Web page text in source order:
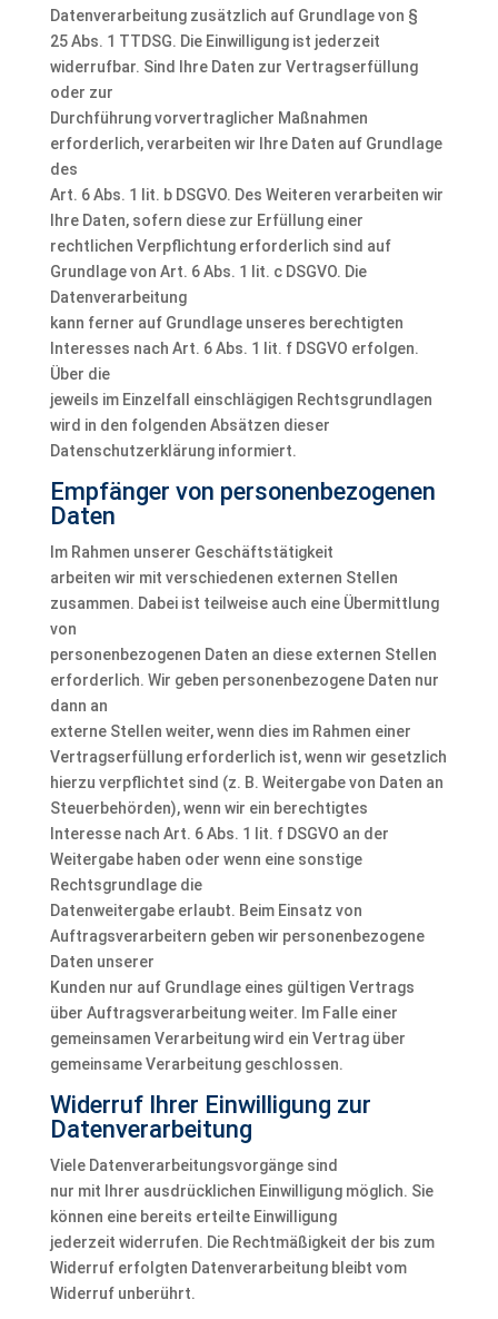
Datenverarbeitung zusätzlich auf Grundlage von §
25 Abs. 1 TTDSG. Die Einwilligung ist jederzeit
widerrufbar. Sind Ihre Daten zur Vertragserfüllung
oder zur
Durchführung vorvertraglicher Maßnahmen
erforderlich, verarbeiten wir Ihre Daten auf Grundlage
des
Art. 6 Abs. 1 lit. b DSGVO. Des Weiteren verarbeiten wir
Ihre Daten, sofern diese zur Erfüllung einer
rechtlichen Verpflichtung erforderlich sind auf
Grundlage von Art. 6 Abs. 1 lit. c DSGVO. Die
Datenverarbeitung
kann ferner auf Grundlage unseres berechtigten
Interesses nach Art. 6 Abs. 1 lit. f DSGVO erfolgen.
Über die
jeweils im Einzelfall einschlägigen Rechtsgrundlagen
wird in den folgenden Absätzen dieser
Datenschutzerklärung informiert.
Empfänger von personenbezogenen
Daten
Im Rahmen unserer Geschäftstätigkeit
arbeiten wir mit verschiedenen externen Stellen
zusammen. Dabei ist teilweise auch eine Übermittlung
von
personenbezogenen Daten an diese externen Stellen
erforderlich. Wir geben personenbezogene Daten nur
dann an
externe Stellen weiter, wenn dies im Rahmen einer
Vertragserfüllung erforderlich ist, wenn wir gesetzlich
hierzu verpflichtet sind (z. B. Weitergabe von Daten an
Steuerbehörden), wenn wir ein berechtigtes
Interesse nach Art. 6 Abs. 1 lit. f DSGVO an der
Weitergabe haben oder wenn eine sonstige
Rechtsgrundlage die
Datenweitergabe erlaubt. Beim Einsatz von
Auftragsverarbeitern geben wir personenbezogene
Daten unserer
Kunden nur auf Grundlage eines gültigen Vertrags
über Auftragsverarbeitung weiter. Im Falle einer
gemeinsamen Verarbeitung wird ein Vertrag über
gemeinsame Verarbeitung geschlossen.
Widerruf Ihrer Einwilligung zur
Datenverarbeitung
Viele Datenverarbeitungsvorgänge sind
nur mit Ihrer ausdrücklichen Einwilligung möglich. Sie
können eine bereits erteilte Einwilligung
jederzeit widerrufen. Die Rechtmäßigkeit der bis zum
Widerruf erfolgten Datenverarbeitung bleibt vom
Widerruf unberührt.